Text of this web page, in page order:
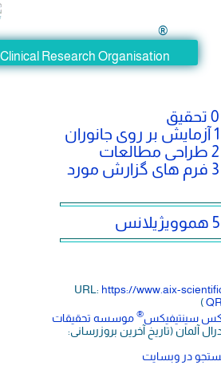
Clinical Research
مورد
URL:https://
®موسسه تحقیقات
بروزرسانی: